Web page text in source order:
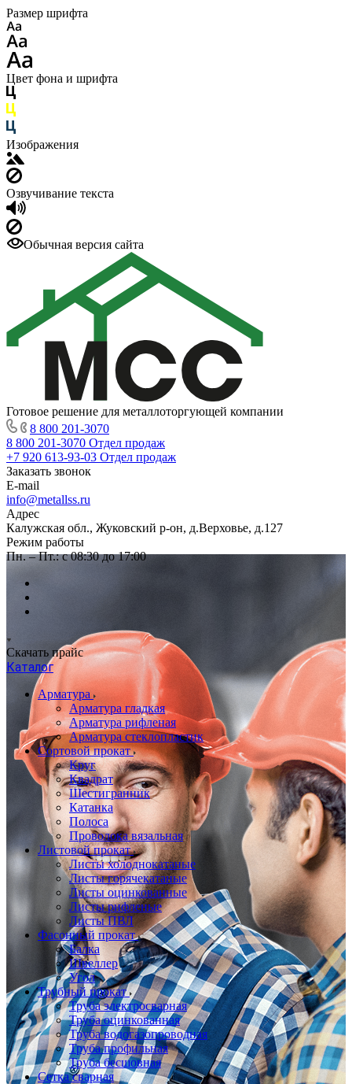
Размер шрифта
Цвет фона и шрифта
Изображения
Озвучивание текста
Обычная версия сайта
Готовое решение для металлоторгующей компании
8 800 201-3070
8 800 201-3070 Отдел продаж
+7 920 613-93-03 Отдел продаж
Заказать звонок
E-mail
info@metallss.ru
Адрес
Калужская обл., Жуковский р-он, д.Верховье, д.127
Режим работы
Пн. – Пт.: с 08:30 до 17:00
Скачать прайс
Каталог
Арматура
Арматура гладкая
Арматура рифленая
Арматура стеклопластик
Сортовой прокат
Круг
Квадрат
Шестигранник
Катанка
Полоса
Проволока вязальная
Листовой прокат
Листы холоднокатаные
Листы горячекатаные
Листы оцинкованные
Листы рифленые
Листы ПВЛ
Фасонный прокат
Балка
Швеллер
Угол
Трубный прокат
Труба электросварная
Труба оцинкованная
Труба водогазопроводная
Труба профильная
Труба бесшовная
Сетка сварная